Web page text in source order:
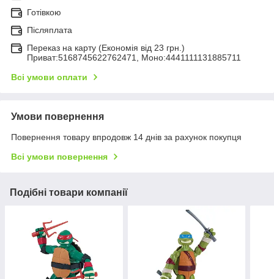
Готівкою
Післяплата
Переказ на карту (Економія від 23 грн.)
Приват:5168745622762471, Моно:4441111131885711
Всі умови оплати
Умови повернення
Повернення товару впродовж 14 днів за рахунок покупця
Всі умови повернення
Подібні товари компанії